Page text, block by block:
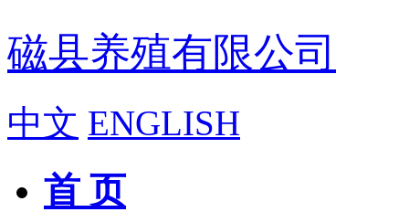
磁县养殖有限公司
中文 ENGLISH
首 页